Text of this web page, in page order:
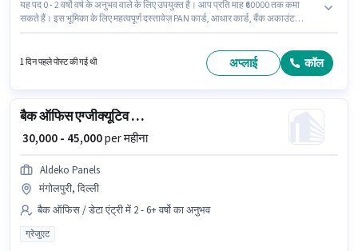
यह पद 0 - 2 वर्षो वर्ष के अनुभव वाले के लिए उपयुक्त है। आप प्रति माह ₹60000 तक कमा
सकते हैं। इस भूमिका के लिए महत्वपूर्ण दस्तावेज़ PAN कार्ड, आधार कार्ड, बैंक अकाउंट
इंश्योरेंस, PF पद और कंपनी की नीतियों के अनुसार दिए जा सकते हैं।
1 दिन पहले पोस्ट की गई थी अप्लाई कॉल
बैक ऑफिस एग्जीक्यूटिव असिस्टेंट
₹ 30,000 - 45,000per महीना
Aldeko Panels
मंगोलपुरी, दिल्ली
बैक ऑफिस / डेटा एंट्री में 2 - 6+ वर्षो का अनुभव
ग्रेजुएट